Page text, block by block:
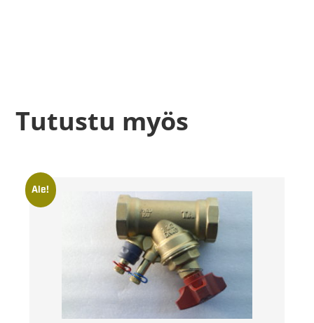
Tutustu myös
Ale!